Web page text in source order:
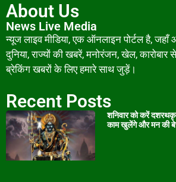
About Us
News Live Media
न्यूज लाइव मीडिया, एक ऑनलाइन पोर्टल है,
दुनिया, राज्यों की खबरें, मनोरंजन, खेल,
ब्रेकिंग खबरों के लिए हमारे साथ जुड़ें।
Recent Posts
शनिवार को करें
काम खुलेंगे और मन की